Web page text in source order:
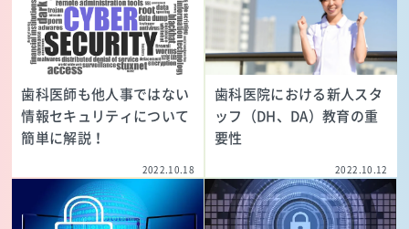
歯科医師も他人事ではない
情報セキュリティについて
簡単に解説！
2022.10.18
歯科医院における新人スタ
ッフ（DH、DA）教育の重
要性
2022.10.12